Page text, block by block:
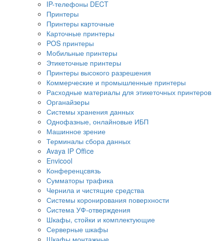
IP-телефоны DECT
Принтеры
Принтеры карточные
Карточные принтеры
POS принтеры
Мобильные принтеры
Этикеточные принтеры
Принтеры высокого разрешения
Коммерческие и промышленные принтеры
Расходные материалы для этикеточных принтеров
Органайзеры
Системы хранения данных
Однофазные, онлайновые ИБП
Машинное зрение
Терминалы сбора данных
Avaya IP Office
Envicool
Конференцсвязь
Сумматоры трафика
Чернила и чистящие средства
Системы коронирования поверхности
Cистема УФ-отверждения
Шкафы, стойки и комплектующие
Серверные шкафы
Шкафы монтажные